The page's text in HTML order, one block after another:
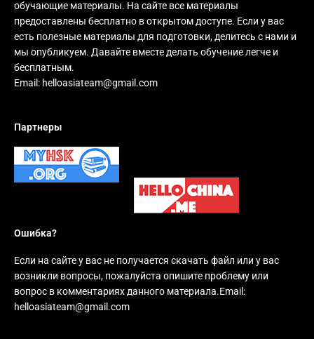
обучающие материалы. На сайте все материалы
предоставлены бесплатно в открытом доступе. Если у вас
есть полезные материалы для подготовки, делитесь с нами и
мы опубликуем. Давайте вместе делать обучение легче и
бесплатным.
Email: helloasiateam@gmail.com
Партнеры
Ошибка?
Если на сайте у вас не получается скачать файл или у вас
возникли вопросы, пожалуйста опишите проблему или
вопрос в комментариях данного материала.Email:
helloasiateam@gmail.com